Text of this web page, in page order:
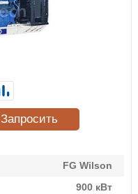
FG Wilson
900 кВт
Запросить